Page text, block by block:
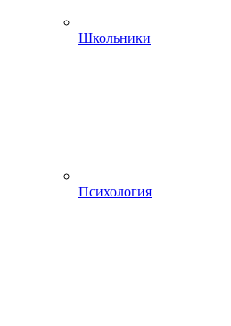
Школьники
Психология